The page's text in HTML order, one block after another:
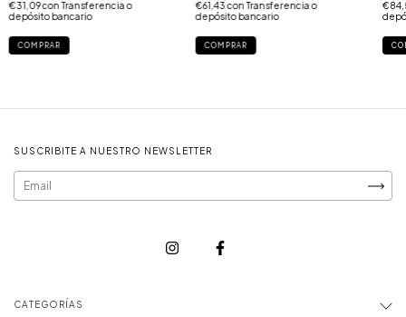
€31,09con Transferencia o
depósito bancario
COMPRAR
€61,43con Transferencia o
depósito bancario
COMPRAR
SUSCRIBITE A NUESTRO NEWSLETTER
CATEGORÍAS